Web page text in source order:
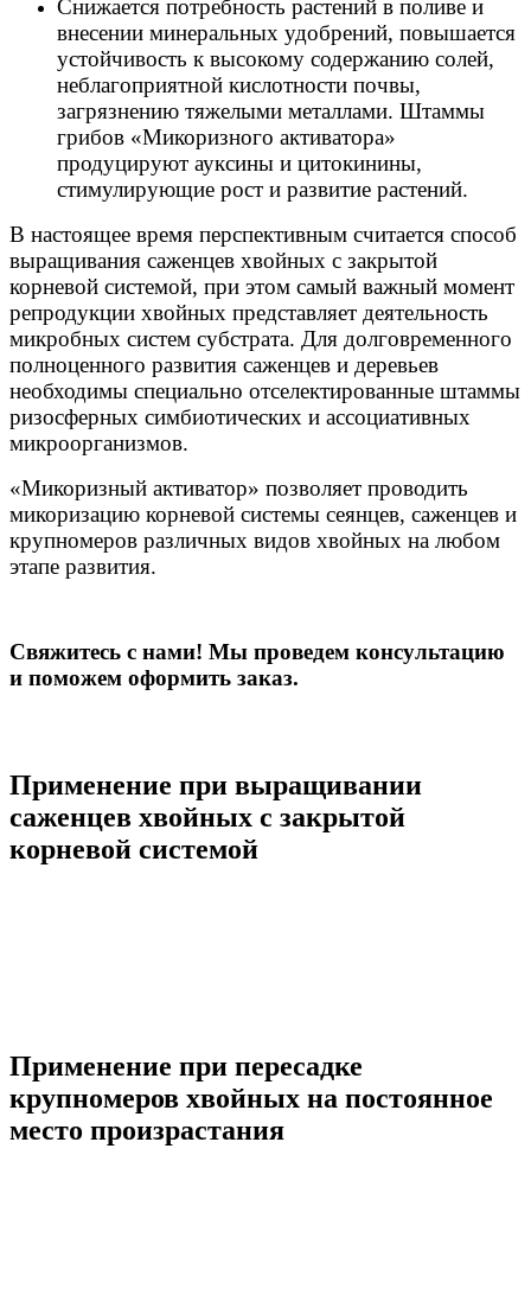
Снижается потребность растений в поливе и
внесении минеральных удобрений, повышается
устойчивость к высокому содержанию солей,
неблагоприятной кислотности почвы,
загрязнению тяжелыми металлами. Штаммы
грибов «Микоризного активатора»
продуцируют ауксины и цитокинины,
стимулирующие рост и развитие растений.
В настоящее время перспективным считается способ
выращивания саженцев хвойных с закрытой
корневой системой, при этом самый важный момент
репродукции хвойных представляет деятельность
микробных систем субстрата. Для долговременного
полноценного развития саженцев и деревьев
необходимы специально отселектированные штаммы
ризосферных симбиотических и ассоциативных
микроорганизмов.
«Микоризный активатор» позволяет проводить
микоризацию корневой системы сеянцев, саженцев и
крупномеров различных видов хвойных на любом
этапе развития.
Свяжитесь с нами! Мы проведем консультацию
и поможем оформить заказ.
Применение при выращивании
саженцев хвойных с закрытой
корневой системой
Применение при пересадке
крупномеров хвойных на постоянное
место произрастания